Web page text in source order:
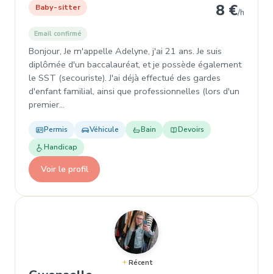
Baby-sitter 8 €/h
Email confirmé
Bonjour, Je m'appelle Adelyne, j'ai 21 ans. Je suis
diplômée d'un baccalauréat, et je possède également
le SST (secouriste). J'ai déjà effectué des gardes
d'enfant familial, ainsi que professionnelles (lors d'un
premier…
Permis Véhicule Bain
Devoirs
Handicap
Voir le profil
Récent